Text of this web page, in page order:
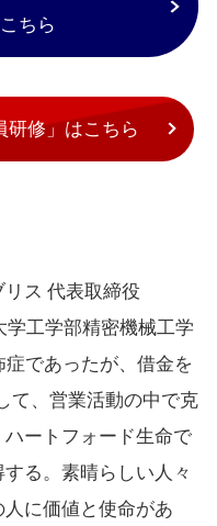
ちら
研修」はこちら
ス 代表取締役
学工学部精密機械工学
であったが、借金を
て、営業活動の中で克
ートフォード生命で
る。素晴らしい人々
に価値と使命があ